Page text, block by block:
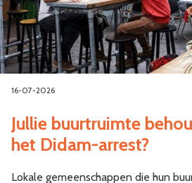
16-07-2026
Jullie buurtruimte
het Didam-arrest?
Lokale gemeenschappen die hun